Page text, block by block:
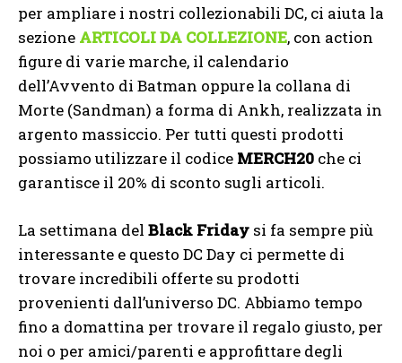
per ampliare i nostri collezionabili DC, ci aiuta la
sezione ARTICOLI DA COLLEZIONE, con action
figure di varie marche, il calendario
dell’Avvento di Batman oppure la collana di
Morte (Sandman) a forma di Ankh, realizzata in
argento massiccio. Per tutti questi prodotti
possiamo utilizzare il codice MERCH20 che ci
garantisce il 20% di sconto sugli articoli.
La settimana del Black Friday si fa sempre più
interessante e questo DC Day ci permette di
trovare incredibili offerte su prodotti
provenienti dall’universo DC. Abbiamo tempo
fino a domattina per trovare il regalo giusto, per
noi o per amici/parenti e approfittare degli